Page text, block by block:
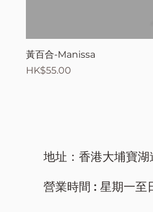
黃百合-Manissa
價格
HK$55.00
地址：香港大埔寶
營業時間 : 星期一